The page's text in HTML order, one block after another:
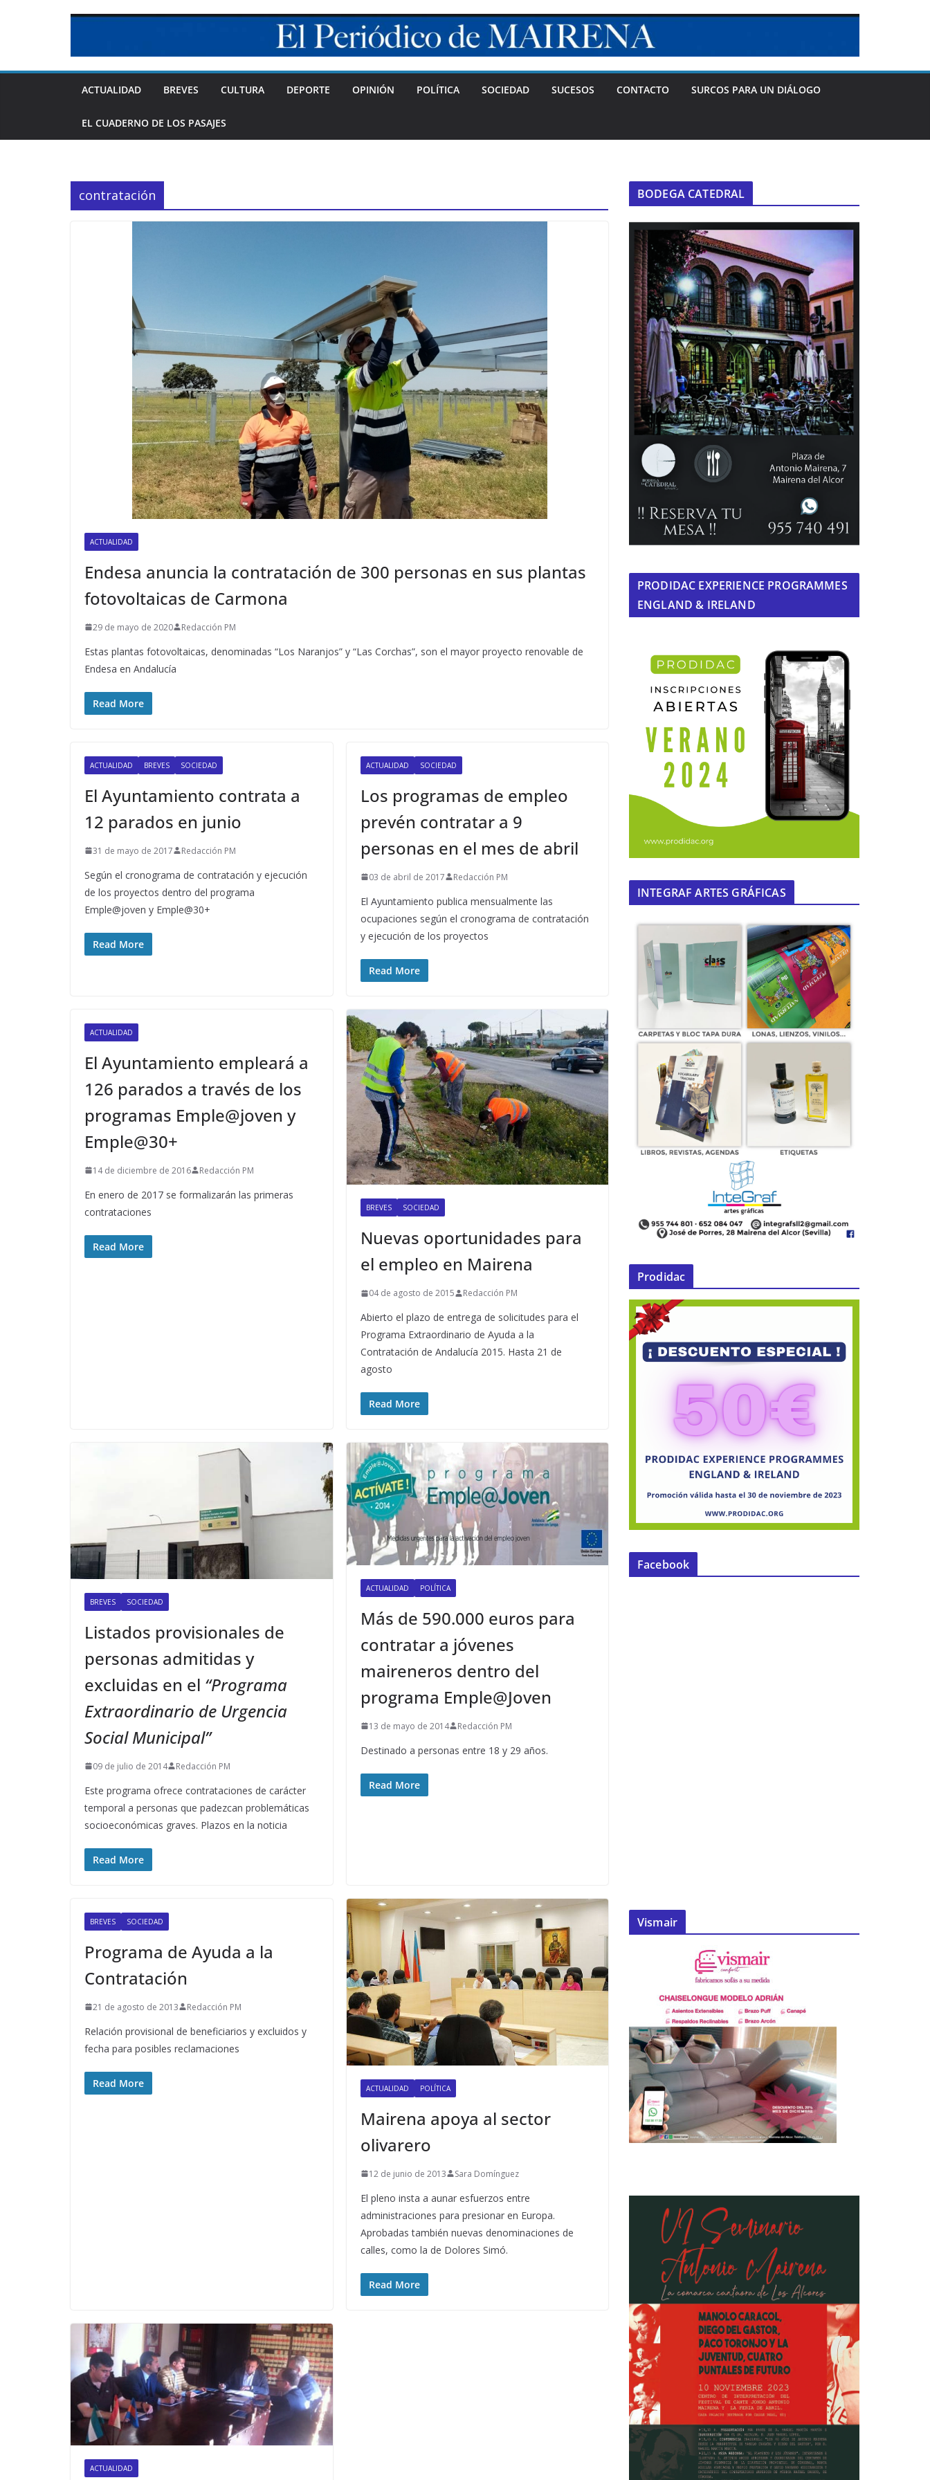
ACTUALIDAD BREVES CULTURA DEPORTE OPINIÓN POLÍTICA SOCIEDAD SUCESOS CONTACTO SURCOS PARA UN DIÁLOGO
EL CUADERNO DE LOS PASAJES
contratación
ACTUALIDAD
Endesa anuncia la contratación de 300 personas en sus plantas
fotovoltaicas de Carmona
29 de mayo de 2020 Redacción PM
Estas plantas fotovoltaicas, denominadas “Los Naranjos” y “Las Corchas”, son el mayor proyecto renovable de
Endesa en Andalucía
Read More
ACTUALIDAD BREVES SOCIEDAD
El Ayuntamiento contrata a
12 parados en junio
31 de mayo de 2017 Redacción PM
Según el cronograma de contratación y ejecución
de los proyectos dentro del programa
Emple@joven y Emple@30+
Read More
ACTUALIDAD SOCIEDAD
Los programas de empleo
prevén contratar a 9
personas en el mes de abril
03 de abril de 2017 Redacción PM
El Ayuntamiento publica mensualmente las
ocupaciones según el cronograma de contratación
y ejecución de los proyectos
Read More
ACTUALIDAD
El Ayuntamiento empleará a
126 parados a través de los
programas Emple@joven y
Emple@30+
14 de diciembre de 2016 Redacción PM
En enero de 2017 se formalizarán las primeras
contrataciones
Read More
BREVES SOCIEDAD
Nuevas oportunidades para
el empleo en Mairena
04 de agosto de 2015 Redacción PM
Abierto el plazo de entrega de solicitudes para el
Programa Extraordinario de Ayuda a la
Contratación de Andalucía 2015. Hasta 21 de
agosto
Read More
BREVES SOCIEDAD
Listados provisionales de
personas admitidas y
excluidas en el “Programa
Extraordinario de Urgencia
Social Municipal”
09 de julio de 2014 Redacción PM
Este programa ofrece contrataciones de carácter
temporal a personas que padezcan problemáticas
socioeconómicas graves. Plazos en la noticia
Read More
ACTUALIDAD POLÍTICA
Más de 590.000 euros para
contratar a jóvenes
maireneros dentro del
programa Emple@Joven
13 de mayo de 2014 Redacción PM
Destinado a personas entre 18 y 29 años.
Read More
BREVES SOCIEDAD
Programa de Ayuda a la
Contratación
21 de agosto de 2013 Redacción PM
Relación provisional de beneficiarios y excluidos y
fecha para posibles reclamaciones
Read More ACTUALIDAD POLÍTICA
Mairena apoya al sector
olivarero
12 de junio de 2013 Sara Domínguez
El pleno insta a aunar esfuerzos entre
administraciones para presionar en Europa.
Aprobadas también nuevas denominaciones de
calles, como la de Dolores Simó.
Read More
ACTUALIDAD
BODEGA CATEDRAL
PRODIDAC EXPERIENCE PROGRAMMES
ENGLAND & IRELAND
INTEGRAF ARTES GRÁFICAS
Prodidac
Facebook
Vismair